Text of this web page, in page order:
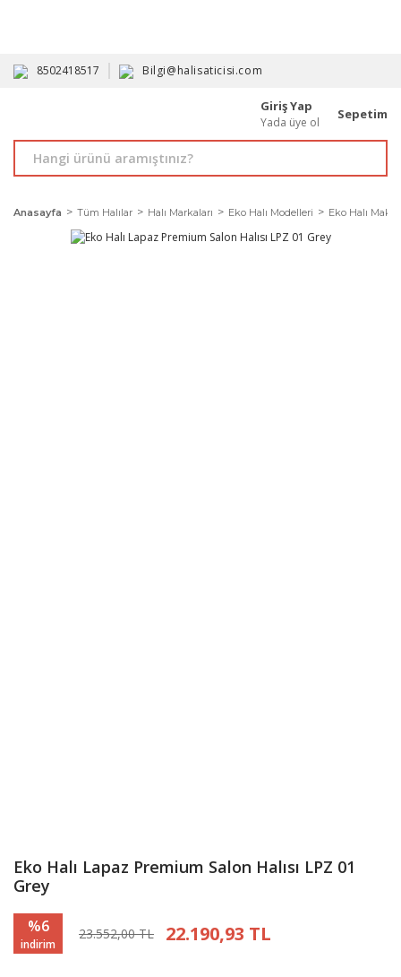
8502418517 Bilgi@halisaticisi.com
Giriş Yap
Yada üye ol
Sepetim
Anasayfa Tüm Halılar Halı Markaları Eko Halı Modelleri Eko Halı
Eko Halı Lapaz Premium Salon Halısı LPZ 01
Grey
%6
indirim
23.552,00 TL 22.190,93 TL